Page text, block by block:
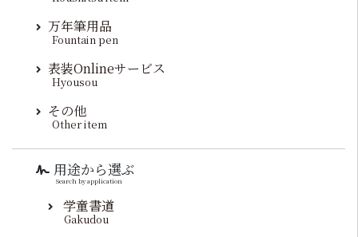
万年筆用品
Fountain pen
表装Onlineサービス
Hyousou
その他
Other item
用途から選ぶ
Search by application
学童書道
Gakudou